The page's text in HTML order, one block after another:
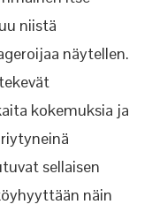
niistä
näytellen.
kokemuksia ja
sellaisen
näin